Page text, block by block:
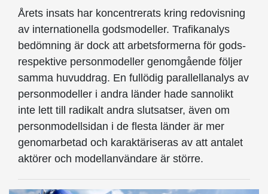
Årets insats har koncentrerats kring redovisning
av internationella godsmodeller. Trafikanalys
bedömning är dock att arbetsformerna för gods-
respektive personmodeller genomgående följer
samma huvuddrag. En fullödig parallellanalys av
personmodeller i andra länder hade sannolikt
inte lett till radikalt andra slutsatser, även om
personmodellsidan i de flesta länder är mer
genomarbetad och karaktäriseras av att antalet
aktörer och modellanvändare är större.